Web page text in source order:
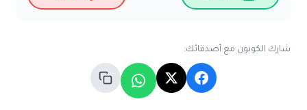
شارك الكوبون مع أصدقائك: